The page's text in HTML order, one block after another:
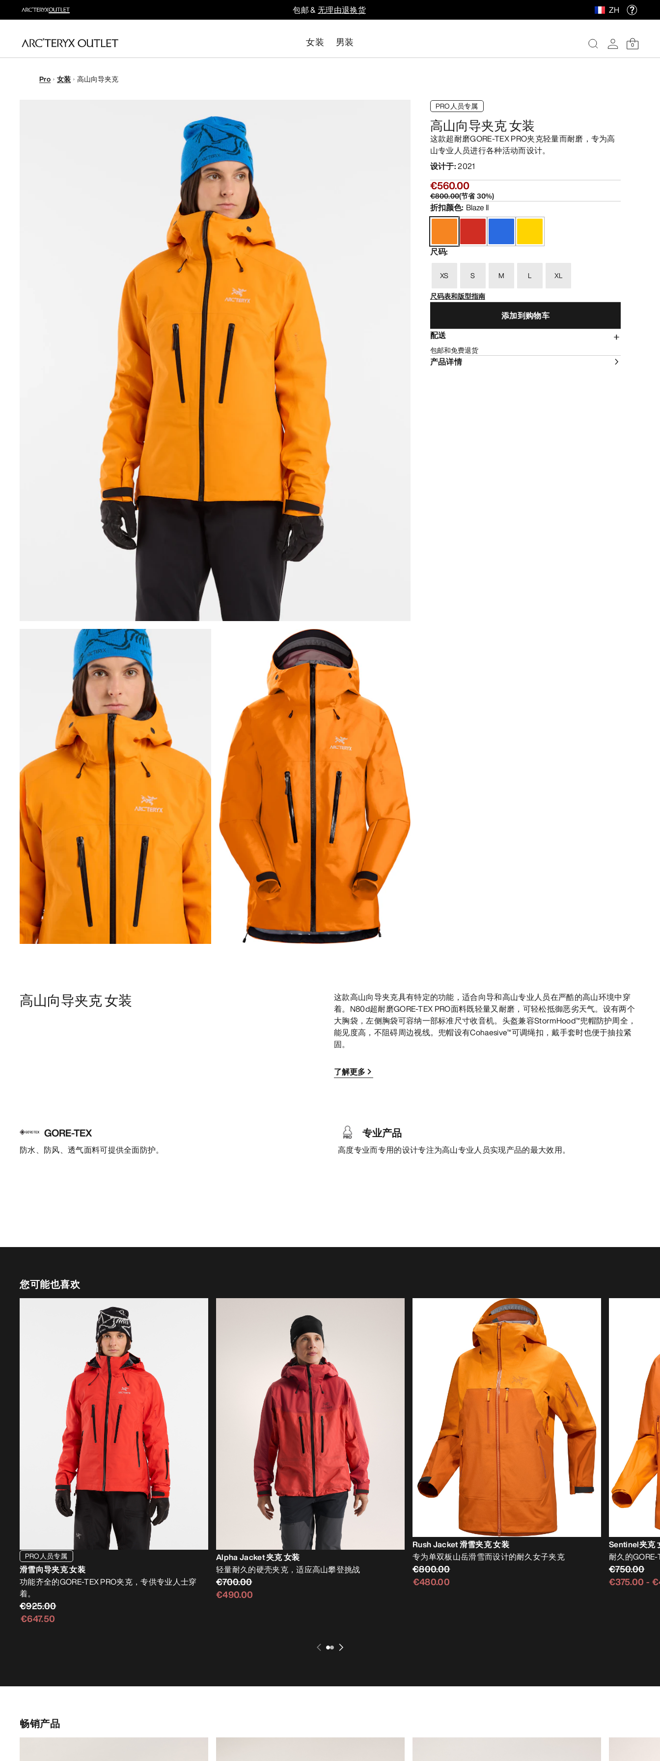
包邮 &无理由退换货 ZH
女装 男装 0
Pro 女装 高山向导夹克
PRO人员专属
高山向导夹克 女装
这款超耐磨GORE-TEX PRO夹克轻量而耐磨，专为高
山专业人员进行各种活动而设计。
设计于:2021
€560.00
€800.00(节省30%)
折扣颜色: Blaze II
尺码:
XS S M L
XL
尺码表和版型指南
添加到购物车
配送
包邮和免费退货
产品详情
高山向导夹克 女装
这款高山向导夹克具有特定的功能，适合向导和高山专业人员在严酷的高山环境中穿
着。N80d超耐磨GORE-TEX PRO面料既轻量又耐磨，可轻松抵御恶劣天气。设有两个
大胸袋，左侧胸袋可容纳一部标准尺寸收音机。头盔兼容StormHood™兜帽防护周全，
能见度高，不阻碍周边视线。兜帽设有Cohaesive™可调绳扣，戴手套时也便于抽拉紧
固。
了解更多
GORE-TEX
防水、防风、透气面料可提供全面防护。
专业产品
高度专业而专用的设计专注为高山专业人员实现产品的最大效用。
您可能也喜欢
PRO人员专属
滑雪向导夹克 女装
功能齐全的GORE-TEX PRO夹克，专供专业人士穿
着。
€925.00
€647.50
Alpha Jacket 夹克 女装
轻量耐久的硬壳夹克，适应高山攀登挑战
€700.00
€490.00
Rush Jacket 滑雪夹克 女装
专为单双板山岳滑雪而设计的耐久女子夹克
€800.00
€480.00
Sentinel夹克
耐久的
€750.00
€375.00 -
畅销产品